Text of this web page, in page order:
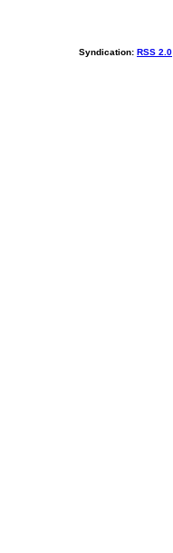
Syndication: RSS 2.0